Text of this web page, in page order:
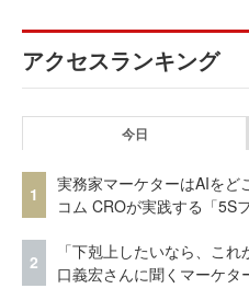
アクセスランキング
今日
1
実務家マーケターはAIをど
コム CROが実践する「5S
2
「下剋上したいなら、こ
口義宏さんに聞くマーケタ